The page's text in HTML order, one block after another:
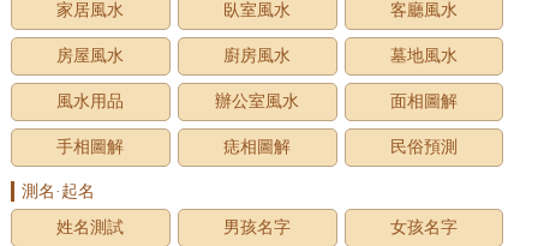
家居風水
臥室風水 客廳風水
房屋風水 廚房風水 墓地風水
風水用品 辦公室風水 面相圖解
手相圖解 痣相圖解 民俗預測
測名·起名
姓名測試
男孩名字 女孩名字